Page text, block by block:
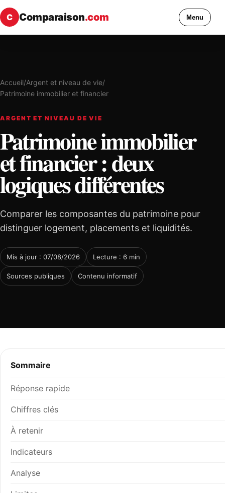
C Comparaison.com Menu
Accueil/Argent et niveau de vie/
Patrimoine immobilier et financier
ARGENT ET NIVEAU DE VIE
Patrimoine immobilier
et financier : deux
logiques différentes
Comparer les composantes du patrimoine pour
distinguer logement, placements et liquidités.
Mis à jour : 07/08/2026 Lecture : 6 min
Sources publiques Contenu informatif
Sommaire
Réponse rapide
Chiffres clés
À retenir
Indicateurs
Analyse